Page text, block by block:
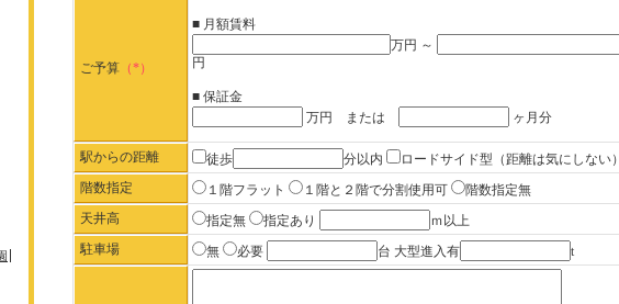
ご予算 （*）
■ 月額賃料
万円 ～
円
■ 保証金
万円 または
ヶ月分
駅からの距離 徒歩 分以内
ロードサイド型（距離は気にしない）
階数指定
１階フラット １階と２階で分割使用可
階数指定無
天井高
指定無 指定あり
ｍ以上
駐車場
無 必要 台 大型進入有 t